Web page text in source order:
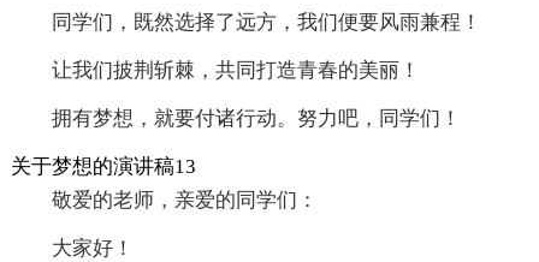
同学们，既然选择了远方，我们便要风雨兼程！
让我们披荆斩棘，共同打造青春的美丽！
拥有梦想，就要付诸行动。努力吧，同学们！
关于梦想的演讲稿13
敬爱的老师，亲爱的同学们：
大家好！